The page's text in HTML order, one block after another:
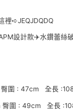
裡➪JEQJDQDQ
設計款✈️水鑽蕾絲
臀圍 : 47cm 全長
臀圍 : 49cm 全長